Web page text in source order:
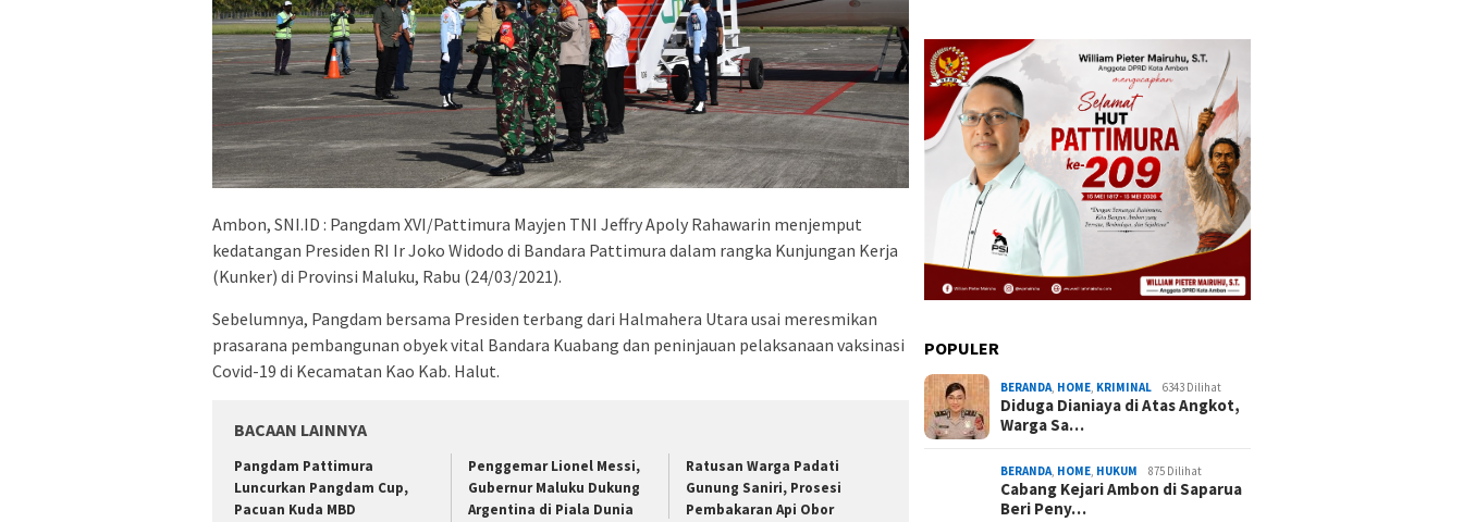
Ambon, SNI.ID : Pangdam XVI/Pattimura Mayjen TNI Jeffry Apoly Rahawarin menjemput
kedatangan Presiden RI Ir Joko Widodo di Bandara Pattimura dalam rangka Kunjungan Kerja
(Kunker) di Provinsi Maluku, Rabu (24/03/2021).
Sebelumnya, Pangdam bersama Presiden terbang dari Halmahera Utara usai meresmikan
prasarana pembangunan obyek vital Bandara Kuabang dan peninjauan pelaksanaan vaksinasi
Covid-19 di Kecamatan Kao Kab. Halut.
BACAAN LAINNYA
Pangdam Pattimura
Luncurkan Pangdam Cup,
Pacuan Kuda MBD
Penggemar Lionel Messi,
Gubernur Maluku Dukung
Argentina di Piala Dunia
Ratusan Warga Padati
Gunung Saniri, Prosesi
Pembakaran Api Obor
POPULER
BERANDA HOME KRIMINAL 6343 Dilihat
Diduga Dianiaya di Atas Angkot,
Warga Sa…
BERANDA HOME HUKUM 875 Dilihat
Cabang Kejari Ambon di Saparua
Beri Peny…